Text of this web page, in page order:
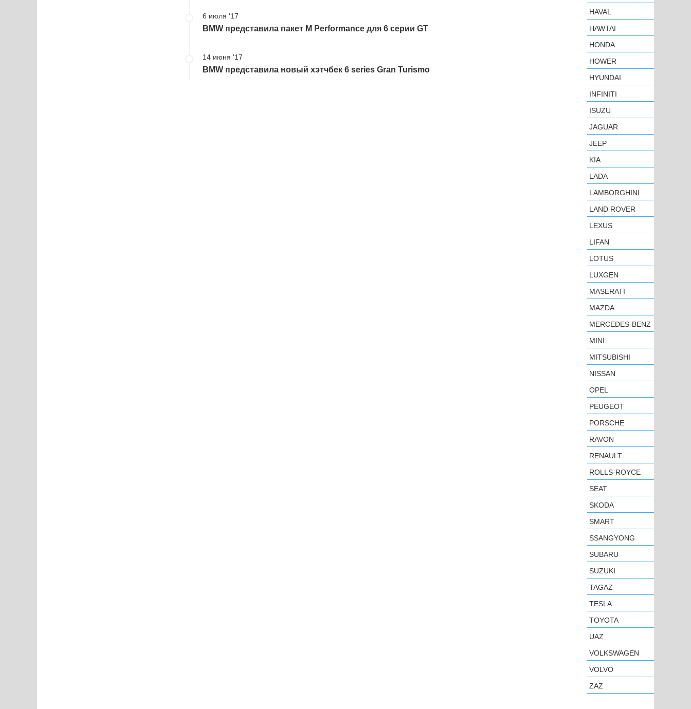
6 июля '17
BMW представила пакет M Performance для 6 серии GT
14 июня '17
BMW представила новый хэтчбек 6 series Gran Turismo
HAVAL
HAWTAI
HONDA
HOWER
HYUNDAI
INFINITI
ISUZU
JAGUAR
JEEP
KIA
LADA
LAMBORGHINI
LAND ROVER
LEXUS
LIFAN
LOTUS
LUXGEN
MASERATI
MAZDA
MERCEDES-BENZ
MINI
MITSUBISHI
NISSAN
OPEL
PEUGEOT
PORSCHE
RAVON
RENAULT
ROLLS-ROYCE
SEAT
SKODA
SMART
SSANGYONG
SUBARU
SUZUKI
TAGAZ
TESLA
TOYOTA
UAZ
VOLKSWAGEN
VOLVO
ZAZ